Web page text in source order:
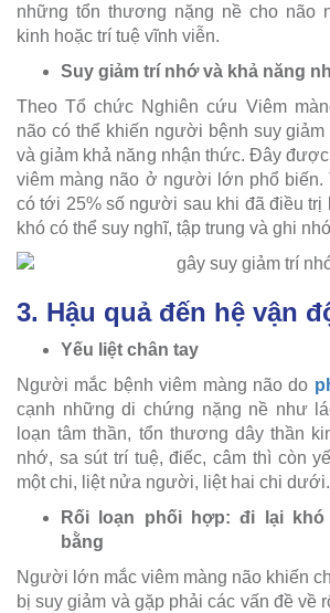
những tổn thương nặng nề cho não
kinh hoặc trí tuệ vĩnh viễn.
Suy giảm trí nhớ và khả năng
Theo Tổ chức Nghiên cứu Viêm
não có thể khiến người bệnh suy
và giảm khả năng nhận thức. Đây
viêm màng não ở người lớn phổ biến.
có tới 25% số người sau khi đã điều trị
khó có thể suy nghĩ, tập trung và ghi
3. Hậu quả đến hệ vận
Yếu liệt chân tay
Người mắc bệnh viêm màng não do
cạnh những di chứng nặng nề như
loạn tâm thần, tổn thương dây thần
nhớ, sa sút trí tuệ, điếc, câm thì còn
một chi, liệt nửa người, liệt hai chi dưới.
Rối loạn phối hợp: đi lại khó
bằng
Người lớn mắc viêm màng não khiến
bị suy giảm và gặp phải các vấn đề về